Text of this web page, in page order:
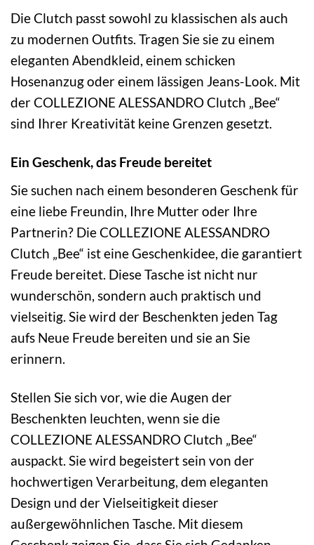
Die Clutch passt sowohl zu klassischen als auch
zu modernen Outfits. Tragen Sie sie zu einem
eleganten Abendkleid, einem schicken
Hosenanzug oder einem lässigen Jeans-Look. Mit
der COLLEZIONE ALESSANDRO Clutch „Bee“
sind Ihrer Kreativität keine Grenzen gesetzt.
Ein Geschenk, das Freude bereitet
Sie suchen nach einem besonderen Geschenk für
eine liebe Freundin, Ihre Mutter oder Ihre
Partnerin? Die COLLEZIONE ALESSANDRO
Clutch „Bee“ ist eine Geschenkidee, die garantiert
Freude bereitet. Diese Tasche ist nicht nur
wunderschön, sondern auch praktisch und
vielseitig. Sie wird der Beschenkten jeden Tag
aufs Neue Freude bereiten und sie an Sie
erinnern.
Stellen Sie sich vor, wie die Augen der
Beschenkten leuchten, wenn sie die
COLLEZIONE ALESSANDRO Clutch „Bee“
auspackt. Sie wird begeistert sein von der
hochwertigen Verarbeitung, dem eleganten
Design und der Vielseitigkeit dieser
außergewöhnlichen Tasche. Mit diesem